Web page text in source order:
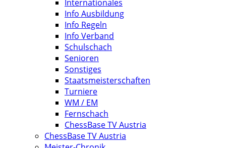
Internationales
Info Ausbildung
Info Regeln
Info Verband
Schulschach
Senioren
Sonstiges
Staatsmeisterschaften
Turniere
WM / EM
Fernschach
ChessBase TV Austria
ChessBase TV Austria